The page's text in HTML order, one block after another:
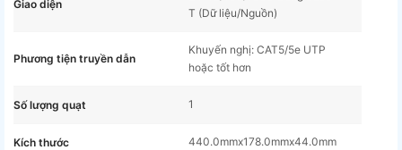
Giao diện
T (Dữ liệu/Nguồn)
Phương tiện truyền dẫn
Khuyến nghị: CAT5/5e UTP
hoặc tốt hơn
Số lượng quạt 1
Kích thước 440.0mmx178.0mmx44.0mm